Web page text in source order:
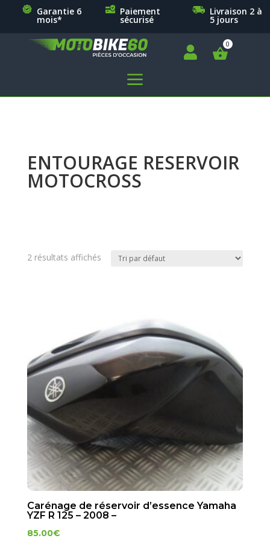
Garantie 6
mois*
Paiement
sécurisé
Livraison 2 à
5 jours

a
ENTOURAGE RESERVOIR
MOTOCROSS
2 résultats affichés
Carénage de réservoir d’essence Yamaha
YZF R 125 – 2008 –
85.00€